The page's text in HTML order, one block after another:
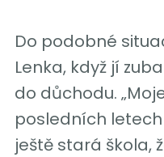
Do podobné
Lenka, když jí
do důchodu.
posledních
ještě stará škola,